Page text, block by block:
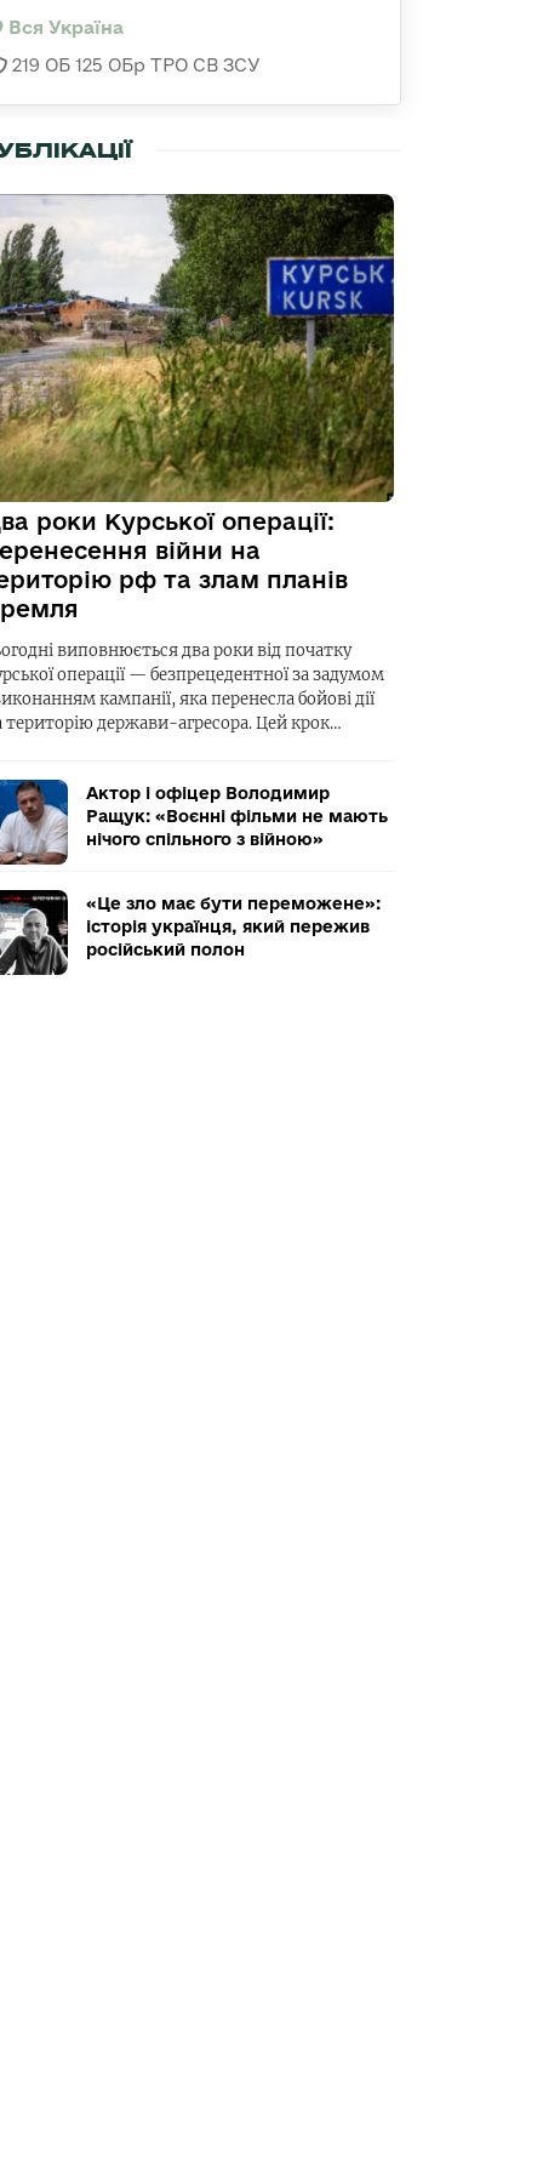
Вся Україна
219 ОБ 125 ОБр ТРО СВ ЗСУ
роки Курської операції:
війни на
рф та злам планів
виповнюється два роки від початку
операції — безпрецедентної за задумом
кампанії, яка перенесла бойові дії
територію держави-агресора. Цей крок…
Актор і офіцер Володимир
Ращук: «Воєнні фільми не мають
нічого спільного з війною»
«Це зло має бути переможене»:
історія українця, який пережив
російський полон